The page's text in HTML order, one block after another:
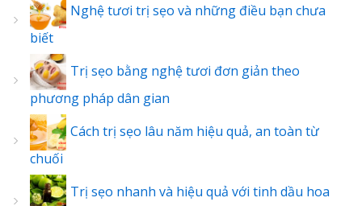
Nghệ tươi trị sẹo và những điều bạn chưa
biết
Trị sẹo bằng nghệ tươi đơn giản theo
phương pháp dân gian
Cách trị sẹo lâu năm hiệu quả, an toàn từ
chuối
Trị sẹo nhanh và hiệu quả với tinh dầu hoa